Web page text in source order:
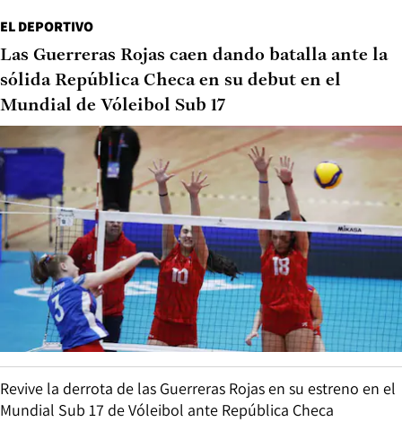
EL DEPORTIVO
Las Guerreras Rojas caen dando batalla ante la
sólida República Checa en su debut en el
Mundial de Vóleibol Sub 17
Revive la derrota de las Guerreras Rojas en su estreno en el
Mundial Sub 17 de Vóleibol ante República Checa